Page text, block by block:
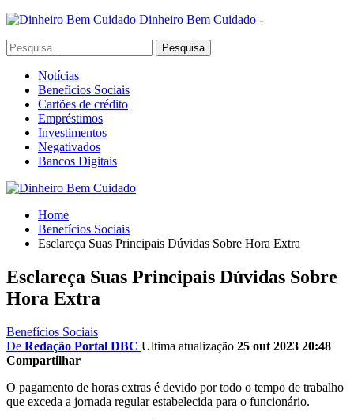
Dinheiro Bem Cuidado -
Notícias
Benefícios Sociais
Cartões de crédito
Empréstimos
Investimentos
Negativados
Bancos Digitais
Home
Benefícios Sociais
Esclareça Suas Principais Dúvidas Sobre Hora Extra
Esclareça Suas Principais Dúvidas Sobre
Hora Extra
Benefícios Sociais
De Redação Portal DBC Ultima atualização 25 out 2023 20:48
Compartilhar
O pagamento de horas extras é devido por todo o tempo de trabalho
que exceda a jornada regular estabelecida para o funcionário.